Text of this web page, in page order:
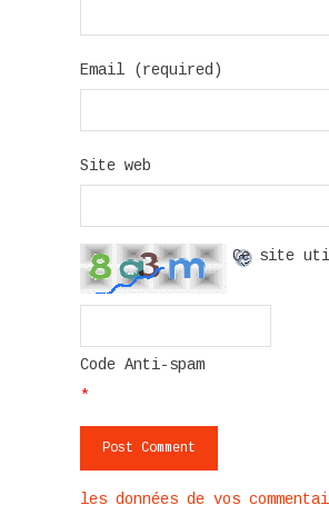
Email (required)
Site web
Code Anti-spam
*
Ce site
les données de vos